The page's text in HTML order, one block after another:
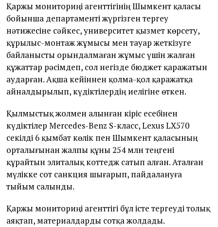
Қаржы мониториңі агенттігінің Шымкент қаласы
бойынша департаменті жүргізген тергеу
нәтижесіне сәйкес, университет қызмет көрсету,
құрылыс-монтаж жұмысы мен тауар жеткізуге
байланысты орындалмаған жұмыс үшін жалған
құжаттар рәсімдеп, сол негізде бюджет қаражатын
аударған. Ақша кейіннен қолма-қол қаражатқа
айналдырылып, күдіктілердің иелігіне өткен.
Қылмыстық жолмен алынған кіріс есебінен
күдіктілер Mercedes-Benz S-класс, Lexus LX570
секілді 6 қымбат көлік пен Шымкент қаласының
орталығынан жалпы құны 254 млн теңгені
құрайтын элиталық коттедж сатып алған. Аталған
мүлікке сот санкция шығарып, пайдалануға
тыйым салынды.
Қаржы мониториңі агенттігі бұл істе тергеуді толық
аяқтап, материалдарды сотқа жолдады.